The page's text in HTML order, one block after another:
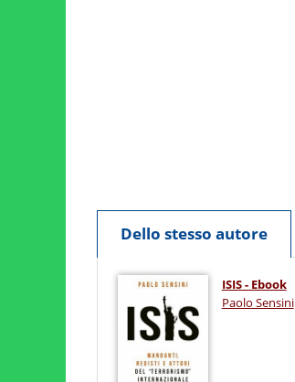
Dello stesso autore
ISIS - Ebook
Paolo Sensini